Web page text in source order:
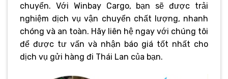
chuyển. Với Winbay Cargo, bạn sẽ được trải
nghiệm dịch vụ vận chuyển chất lượng, nhanh
chóng và an toàn. Hãy liên hệ ngay với chúng tôi
để được tư vấn và nhận báo giá tốt nhất cho
dịch vụ gửi hàng đi Thái Lan của bạn.